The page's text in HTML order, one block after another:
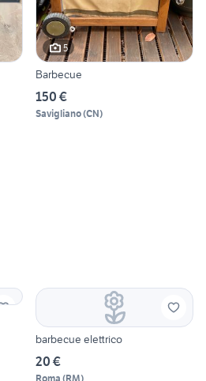
5
Barbecue
150 €
Savigliano(CN)
barbecue elettrico
20 €
Roma (RM)